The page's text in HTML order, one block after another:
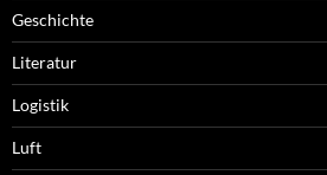
Geschichte
Literatur
Logistik
Luft